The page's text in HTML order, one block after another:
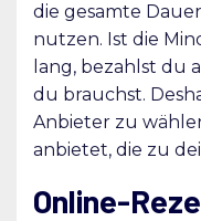
die gesamte
nutzen. Ist die
lang, bezahlst du
du brauchst.
Anbieter zu
anbietet, die zu
Online-